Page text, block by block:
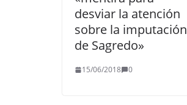
desviar la atención
sobre la imputación
de Sagredo»
15/06/2018 0